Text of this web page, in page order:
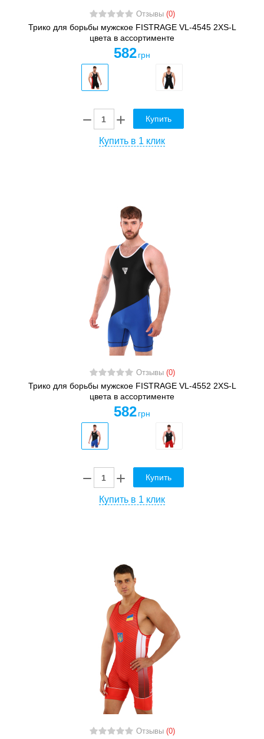
Отзывы (0)
Трико для борьбы мужское FISTRAGE VL-4545 2XS-L
цвета в ассортименте
582 грн
Купить
Купить в 1 клик
Отзывы (0)
Трико для борьбы мужское FISTRAGE VL-4552 2XS-L
цвета в ассортименте
582 грн
Купить
Купить в 1 клик
Отзывы (0)